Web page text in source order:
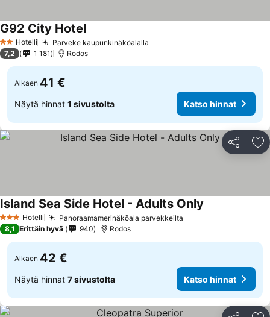
2 Tähtiluokitus
Hotelli Parveke kaupunkinäköalalla
G92 City Hotel
7,2 1 181 Rodos
Alkaen 41 €
Näytä hinnat 1 sivustolta Katso hinnat
Jaa
3 Tähtiluokitus
Hotelli Panoraamamerinäköala parvekkeilta
Island Sea Side Hotel - Adults Only
8,1 Erittäin hyvä 940 Rodos
Alkaen 42 €
Näytä hinnat 7 sivustolta Katso hinnat